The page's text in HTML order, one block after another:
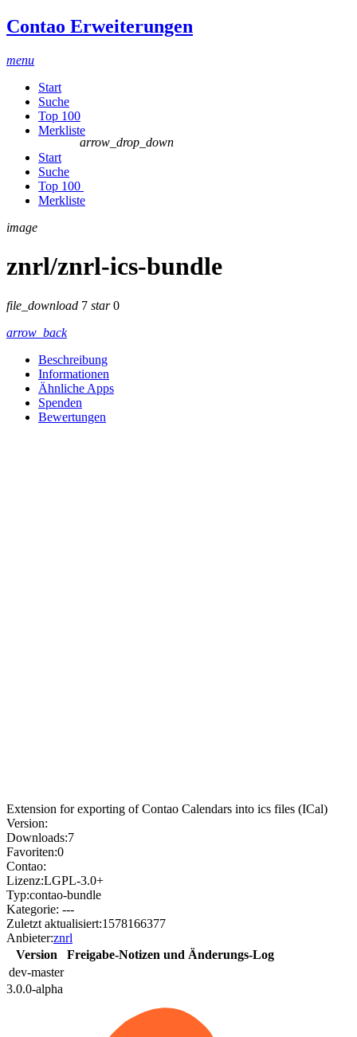
Contao Erweiterungen
menu
Start
Suche
Top 100
Merkliste
Start
Suche
Top 100
arrow_drop_down
Merkliste
image
znrl/znrl-ics-bundle
file_download 7 star0
arrow_back
Beschreibung
Informationen
Ähnliche Apps
Spenden
Bewertungen
Extension for exporting of Contao Calendars into ics files (ICal)
Version:
Downloads:7
Favoriten:0
Contao:
Lizenz:LGPL-3.0+
Typ:contao-bundle
Kategorie: ---
Zuletzt aktualisiert:1578166377
Anbieter:znrl
Version
Freigabe-Notizen und Änderungs-Log
dev-master
3.0.0-alpha